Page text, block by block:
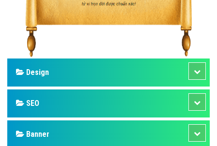
Design
SEO
Banner